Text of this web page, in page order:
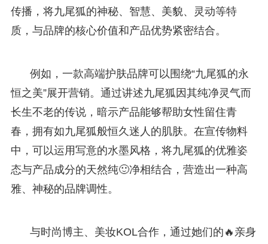
传播，将九尾狐的神秘、智慧、美貌、灵动等特
质，与品牌的核心价值和产品优势紧密结合。
例如，一款高端护肤品牌可以围绕“九尾狐的永
恒之美”展开营销。通过讲述九尾狐因其纯净灵气而
长生不老的传说，暗示产品能够帮助女性留住青
春，拥有如九尾狐般恒久迷人的肌肤。在宣传物料
中，可以运用写意的水墨风格，将九尾狐的优雅姿
态与产品成分的天然纯🙂净相结合，营造出一种高
雅、神秘的品牌调性。
与时尚博主、美妆KOL合作，通过她们的🔥亲身